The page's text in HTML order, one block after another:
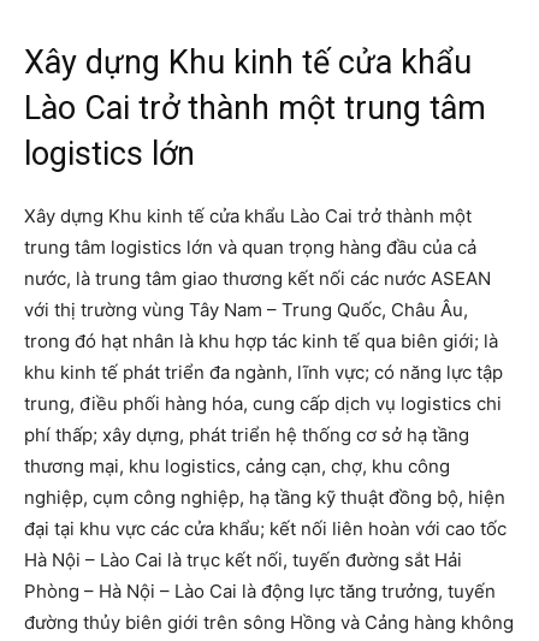
Xây dựng Khu kinh tế cửa khẩu
Lào Cai trở thành một trung tâm
logistics lớn
Xây dựng Khu kinh tế cửa khẩu Lào Cai trở thành một
trung tâm logistics lớn và quan trọng hàng đầu của cả
nước, là trung tâm giao thương kết nối các nước ASEAN
với thị trường vùng Tây Nam – Trung Quốc, Châu Âu,
trong đó hạt nhân là khu hợp tác kinh tế qua biên giới; là
khu kinh tế phát triển đa ngành, lĩnh vực; có năng lực tập
trung, điều phối hàng hóa, cung cấp dịch vụ logistics chi
phí thấp; xây dựng, phát triển hệ thống cơ sở hạ tầng
thương mại, khu logistics, cảng cạn, chợ, khu công
nghiệp, cụm công nghiệp, hạ tầng kỹ thuật đồng bộ, hiện
đại tại khu vực các cửa khẩu; kết nối liên hoàn với cao tốc
Hà Nội – Lào Cai là trục kết nối, tuyến đường sắt Hải
Phòng – Hà Nội – Lào Cai là động lực tăng trưởng, tuyến
đường thủy biên giới trên sông Hồng và Cảng hàng không